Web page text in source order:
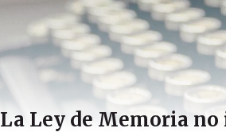
La Ley de Memoria no